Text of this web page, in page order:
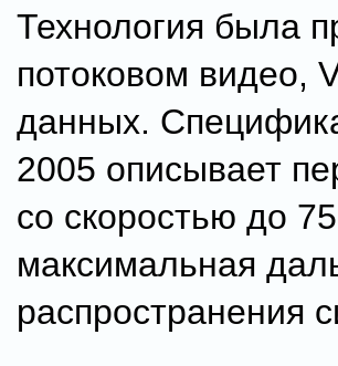
Технология была
потоковом видео,
данных.
2005 описывает
со скоростью до
максимальная
распространения